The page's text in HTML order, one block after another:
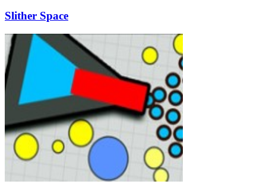
Slither Space